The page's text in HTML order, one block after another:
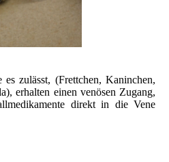
zulässt, (Frettchen, Kaninchen,
erhalten einen venösen Zugang,
direkt in die Vene